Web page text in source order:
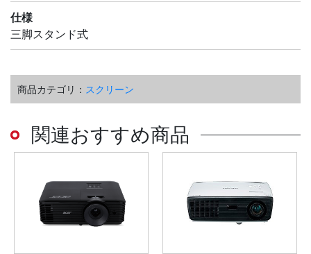
仕様
三脚スタンド式
商品カテゴリ： スクリーン
関連おすすめ商品